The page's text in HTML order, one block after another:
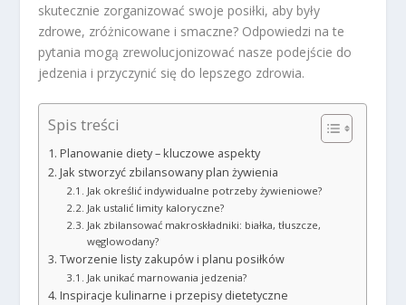
skutecznie zorganizować swoje posiłki, aby były
zdrowe, zróżnicowane i smaczne? Odpowiedzi na te
pytania mogą zrewolucjonizować nasze podejście do
jedzenia i przyczynić się do lepszego zdrowia.
Spis treści
Planowanie diety – kluczowe aspekty
Jak stworzyć zbilansowany plan żywienia
Jak określić indywidualne potrzeby żywieniowe?
Jak ustalić limity kaloryczne?
Jak zbilansować makroskładniki: białka, tłuszcze,
węglowodany?
Tworzenie listy zakupów i planu posiłków
Jak unikać marnowania jedzenia?
Inspiracje kulinarne i przepisy dietetyczne